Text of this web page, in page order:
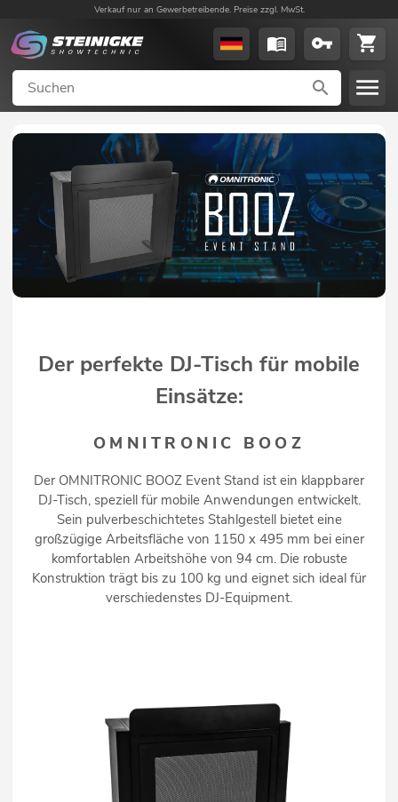
Verkauf nur an Gewerbetreibende. Preise zzgl. MwSt.
Der perfekte DJ-Tisch für mobile
Einsätze:
OMNITRONIC BOOZ
Der OMNITRONIC BOOZ Event Stand ist ein klappbarer
DJ-Tisch, speziell für mobile Anwendungen entwickelt.
Sein pulverbeschichtetes Stahlgestell bietet eine
großzügige Arbeitsfläche von 1150 x 495 mm bei einer
komfortablen Arbeitshöhe von 94 cm. Die robuste
Konstruktion trägt bis zu 100 kg und eignet sich ideal für
verschiedenstes DJ-Equipment.